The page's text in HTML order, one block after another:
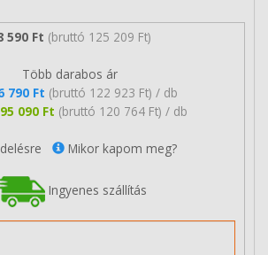
590 Ft (bruttó 125 209 Ft)
Több darabos ár
790 Ft (bruttó 122 923 Ft) / db
95 090 Ft (bruttó 120 764 Ft) / db
Mikor kapom meg?
Ingyenes szállítás